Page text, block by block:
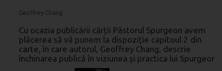
Geoffrey Chang
Cu ocazia publicării cărții Păstorul Spurgeon avem
plăcerea să vă punem la dispoziție capitoul 2 din
carte, în care autorul, Geoffrey Chang, descrie
închinarea publică în viziunea și practica lui Spurgeon.